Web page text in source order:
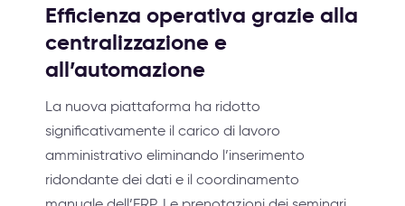
Efficienza operativa grazie alla
centralizzazione e
all’automazione
La nuova piattaforma ha ridotto
significativamente il carico di lavoro
amministrativo eliminando l’inserimento
ridondante dei dati e il coordinamento